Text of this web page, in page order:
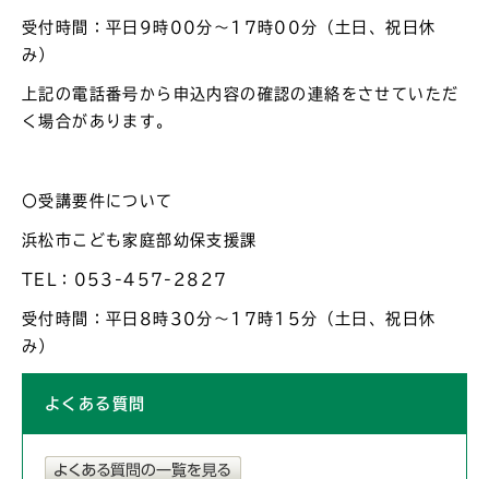
受付時間：平日9時00分～17時00分（土日、祝日休
み）
上記の電話番号から申込内容の確認の連絡をさせていただ
く場合があります。
〇受講要件について
浜松市こども家庭部幼保支援課
TEL：053-457-2827
受付時間：平日8時30分～17時15分（土日、祝日休
み）
よくある質問